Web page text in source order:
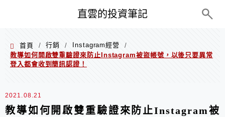
直雲的投資筆記
首頁 / 行銷 / Instagram經營
/
教導如何開啟雙重驗證來防止Instagram被盜帳號，以後只要異常
登入都會收到簡訊認證！
2021.08.21
教導如何開啟雙重驗證來防止Instagram被